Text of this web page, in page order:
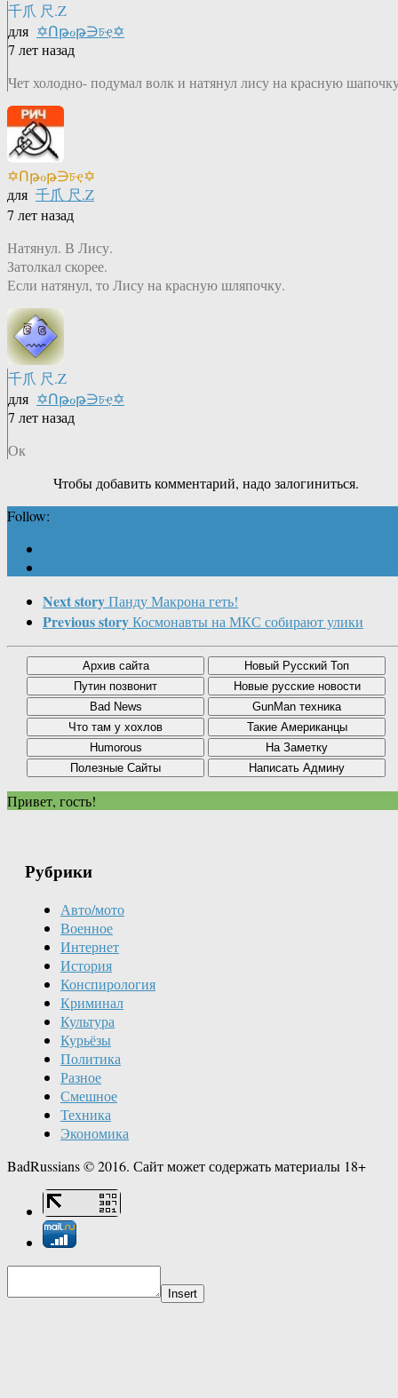
千爪 尺.Z
для ✡Ոթℴթ∋চҿ✡
7 лет назад
Чет холодно- подумал волк и натянул лису на красную
✡Ոթℴթ∋চҿ✡
для 千爪 尺.Z
7 лет назад
Натянул. В Лису.
Затолкал скорее.
Если натянул, то Лису на красную шляпочку.
千爪 尺.Z
для ✡Ոթℴթ∋চҿ✡
7 лет назад
Ок
Чтобы добавить комментарий, надо залогиниться.
Follow:
Next storyПанду Макрона геть!
Previous storyКосмонавты на МКС собирают улики
Привет, гость!
Рубрики
Авто/мото
Военное
Интернет
История
Конспирология
Криминал
Культура
Курьёзы
Политика
Разное
Смешное
Техника
Экономика
BadRussians © 2016. Сайт может содержать материалы 18+
Insert